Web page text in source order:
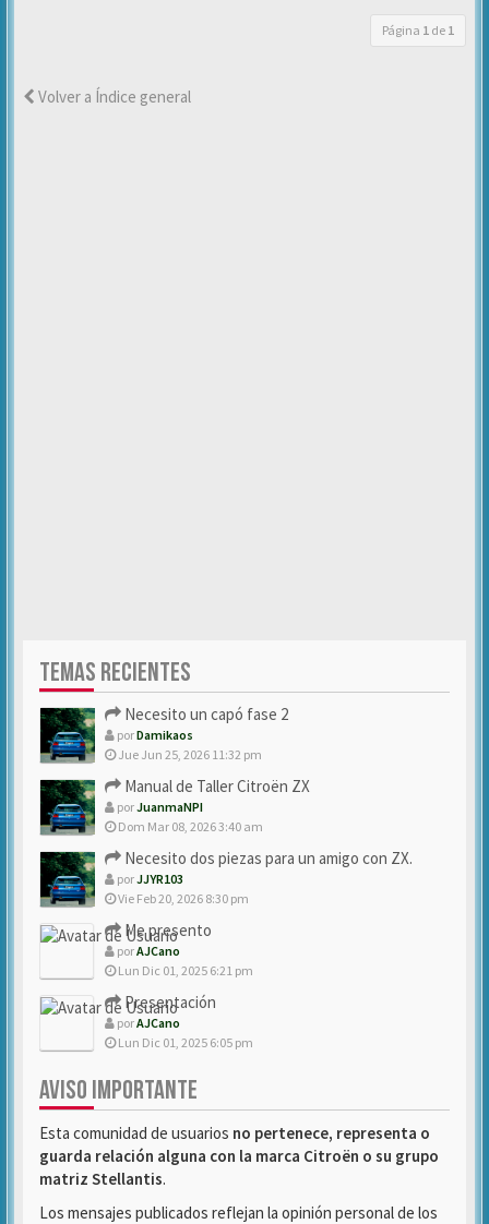
Página 1 de 1
Volver a Índice general
TEMAS RECIENTES
Necesito un capó fase 2
porDamikaos
Jue Jun 25, 2026 11:32 pm
Manual de Taller Citroën ZX
porJuanmaNPI
Dom Mar 08, 2026 3:40 am
Necesito dos piezas para un amigo con ZX.
porJJYR103
Vie Feb 20, 2026 8:30 pm
Me presento
porAJCano
Lun Dic 01, 2025 6:21 pm
Presentación
porAJCano
Lun Dic 01, 2025 6:05 pm
AVISO IMPORTANTE
Esta comunidad de usuarios no pertenece, representa o
guarda relación alguna con la marca Citroën o su grupo
matriz Stellantis.
Los mensajes publicados reflejan la opinión personal de los